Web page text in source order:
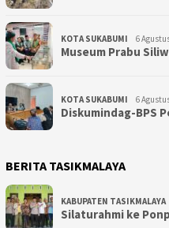
KOTA SUKABUMI 6
Museum Prabu
KOTA SUKABUMI 6
Diskumindag-BPS
BERITA TASIKMALAYA
KABUPATEN TASIKMALAYA
Silaturahmi ke